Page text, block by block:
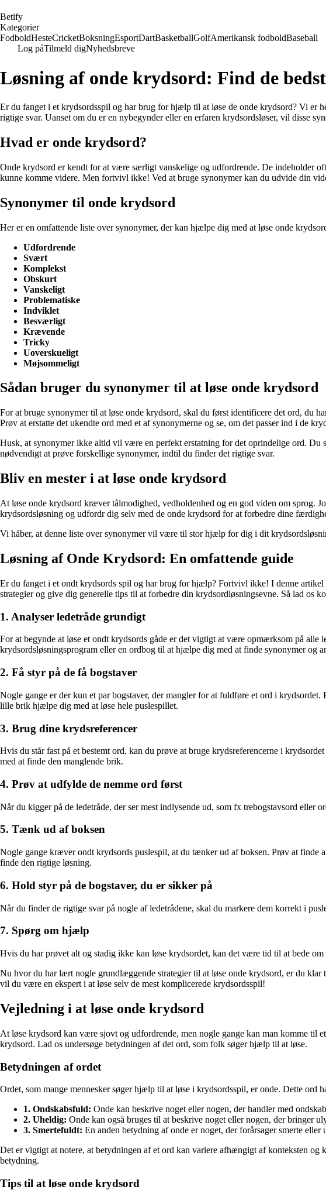
Betify
Kategorier
FodboldHesteCricketBoksningEsportDartBasketballGolfAmerikansk fodboldBaseball
Log påTilmeld digNyhedsbreve
Løsning af onde krydsord: Find de
Er du fanget i et krydsordsspil og har brug for hjælp til at løse de onde krydsord? Vi
rigtige svar. Uanset om du er en nybegynder eller en erfaren krydsordsløser, vil disse
Hvad er onde krydsord?
Onde krydsord er kendt for at være særligt vanskelige og udfordrende. De indeholder
kunne komme videre. Men fortvivl ikke! Ved at bruge synonymer kan du udvide din
Synonymer til onde krydsord
Her er en omfattende liste over synonymer, der kan hjælpe dig med at løse onde
Udfordrende
Svært
Komplekst
Obskurt
Vanskeligt
Problematiske
Indviklet
Besværligt
Krævende
Tricky
Uoverskueligt
Møjsommeligt
Sådan bruger du synonymer til at løse onde krydsord
For at bruge synonymer til at løse onde krydsord, skal du først identificere det ord, du
Prøv at erstatte det ukendte ord med et af synonymerne og se, om det passer ind i de
Husk, at synonymer ikke altid vil være en perfekt erstatning for det oprindelige ord.
nødvendigt at prøve forskellige synonymer, indtil du finder det rigtige svar.
Bliv en mester i at løse onde krydsord
At løse onde krydsord kræver tålmodighed, vedholdenhed og en god viden om sprog.
krydsordsløsning og udfordr dig selv med de onde krydsord for at forbedre dine
Vi håber, at denne liste over synonymer vil være til stor hjælp for dig i dit
Løsning af Onde Krydsord: En omfattende guide
Er du fanget i et ondt krydsords spil og har brug for hjælp? Fortvivl ikke! I denne
strategier og give dig generelle tips til at forbedre din krydsordløsningsevne. Så lad os
1. Analyser ledetråde grundigt
For at begynde at løse et ondt krydsords gåde er det vigtigt at være opmærksom på
krydsordsløsningsprogram eller en ordbog til at hjælpe dig med at finde synonymer og
2. Få styr på de få bogstaver
Nogle gange er der kun et par bogstaver, der mangler for at fuldføre et ord i
lille brik hjælpe dig med at løse hele puslespillet.
3. Brug dine krydsreferencer
Hvis du står fast på et bestemt ord, kan du prøve at bruge krydsreferencerne i
med at finde den manglende brik.
4. Prøv at udfylde de nemme ord først
Når du kigger på de ledetråde, der ser mest indlysende ud, som fx trebogstavsord
5. Tænk ud af boksen
Nogle gange kræver ondt krydsords puslespil, at du tænker ud af boksen. Prøv at
finde den rigtige løsning.
6. Hold styr på de bogstaver, du er sikker på
Når du finder de rigtige svar på nogle af ledetrådene, skal du markere dem korrekt i
7. Spørg om hjælp
Hvis du har prøvet alt og stadig ikke kan løse krydsordet, kan det være tid til at bede
Nu hvor du har lært nogle grundlæggende strategier til at løse onde krydsord, er du
vil du være en ekspert i at løse selv de mest komplicerede krydsordsspil!
Vejledning i at løse onde krydsord
At løse krydsord kan være sjovt og udfordrende, men nogle gange kan man komme til
krydsord. Lad os undersøge betydningen af det ord, som folk søger hjælp til at løse.
Betydningen af ordet
Ordet, som mange mennesker søger hjælp til at løse i krydsordsspil, er onde. Dette
1. Ondskabsfuld: Onde kan beskrive noget eller nogen, der handler med
2. Uheldig: Onde kan også bruges til at beskrive noget eller nogen, der bringer
3. Smertefuldt: En anden betydning af onde er noget, der forårsager smerte
Det er vigtigt at notere, at betydningen af et ord kan variere afhængigt af konteksten
betydning.
Tips til at løse onde krydsord